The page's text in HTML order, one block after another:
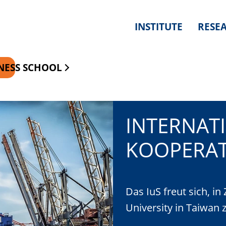
INSTITUTE
SCHOOL
Das IuS freut sich,
University in Taiwan
INSTITUT
Erfolgreiche
INSTITUT
FlyNex -
SpinLab